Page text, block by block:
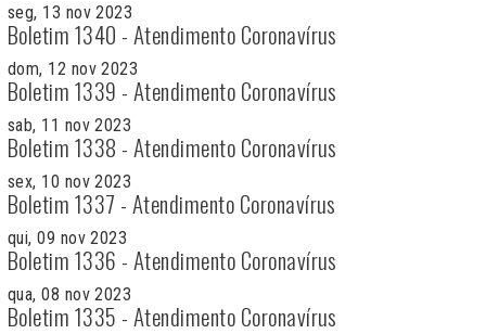
seg, 13 nov 2023
Boletim 1340 - Atendimento Coronavírus
dom, 12 nov 2023
Boletim 1339 - Atendimento Coronavírus
sab, 11 nov 2023
Boletim 1338 - Atendimento Coronavírus
sex, 10 nov 2023
Boletim 1337 - Atendimento Coronavírus
qui, 09 nov 2023
Boletim 1336 - Atendimento Coronavírus
qua, 08 nov 2023
Boletim 1335 - Atendimento Coronavírus